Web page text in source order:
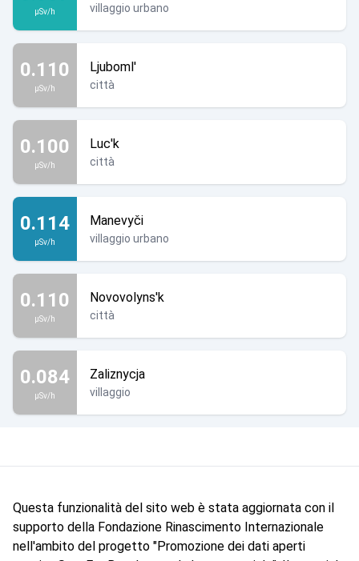
µSv/h villaggio urbano
0.110
µSv/h
Ljuboml'
città
0.100
µSv/h
Luc'k
città
0.114
µSv/h
Manevyči
villaggio urbano
0.110
µSv/h
Novovolyns'k
città
0.084
µSv/h
Zaliznycja
villaggio
Questa funzionalità del sito web è stata aggiornata con il
supporto della Fondazione Rinascimento Internazionale
nell'ambito del progetto "Promozione dei dati aperti